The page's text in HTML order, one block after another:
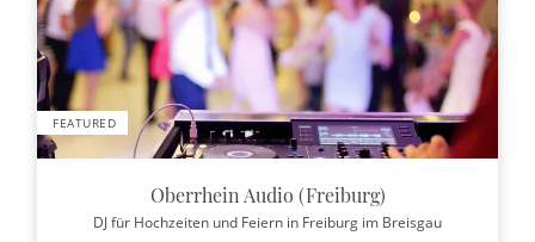
FEATURED
Oberrhein Audio (Freiburg)
DJ für Hochzeiten und Feiern in Freiburg im Breisgau